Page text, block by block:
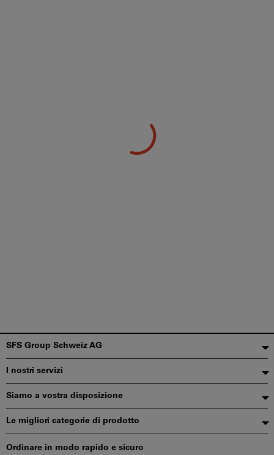
Piè
di
pagina
SFS Group Schweiz AG
I nostri servizi
Siamo a vostra disposizione
Le migliori categorie di prodotto
Ordinare in modo rapido e sicuro